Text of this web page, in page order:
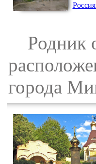
Россия
Родник
города